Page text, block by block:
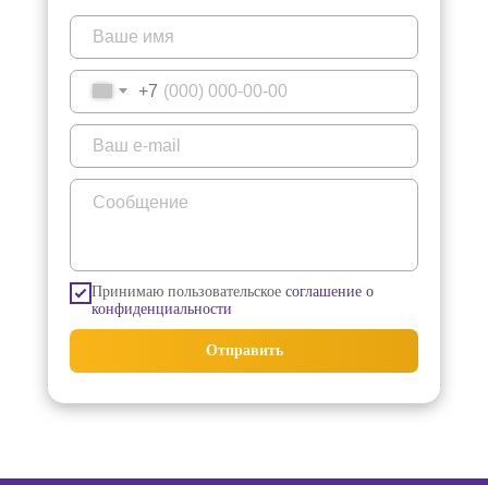
+7
Принимаю пользовательское соглашение о
конфиденциальности
Отправить